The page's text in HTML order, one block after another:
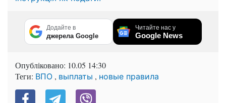
Додайте в
джерела Google
Читайте нас у
Google News
Опубліковано: 10.05 14:30
Теги: ВПО , выплаты , новые правила